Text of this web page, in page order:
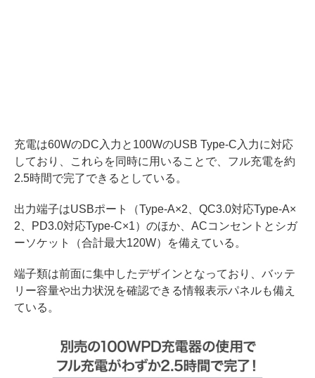
充電は60WのDC入力と100WのUSB Type-C入力に対応
しており、これらを同時に用いることで、フル充電を約
2.5時間で完了できるとしている。
出力端子はUSBポート（Type-A×2、QC3.0対応Type-A×
2、PD3.0対応Type-C×1）のほか、ACコンセントとシガ
ーソケット（合計最大120W）を備えている。
端子類は前面に集中したデザインとなっており、バッテ
リー容量や出力状況を確認できる情報表示パネルも備え
ている。